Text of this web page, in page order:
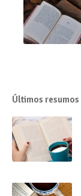
Últimos resumos